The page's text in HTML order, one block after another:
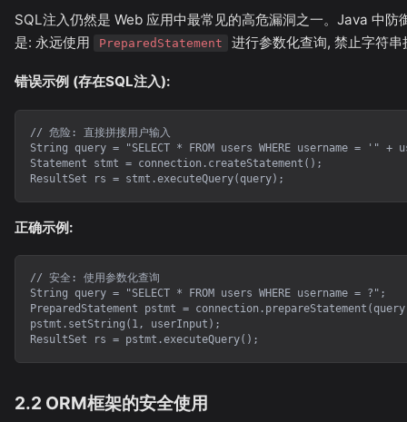
SQL注入仍然是 Web 应用中最常见的高危漏洞之一。Java 中防
是: 永远使用
PreparedStatement 进行参数化查询, 禁止字符
错误示例 (存在SQL注入):
// 危险: 直接拼接用户输入
String query = "SELECT * FROM users WHERE username = '"
Statement stmt = connection.createStatement();
ResultSet rs = stmt.executeQuery(query);
正确示例:
// 安全: 使用参数化查询
String query = "SELECT * FROM users WHERE username = ?";
PreparedStatement pstmt =
pstmt.setString(1, userInput);
ResultSet rs = pstmt.executeQuery();
2.2 ORM框架的安全使用